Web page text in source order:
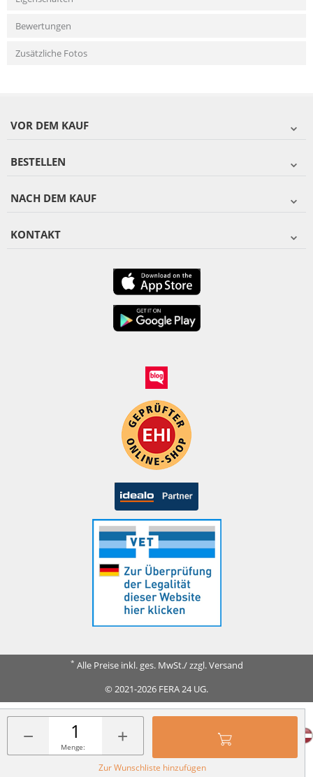
− +
Menge:
Zur Wunschliste hinzufügen
Bewertungen
Zusätzliche Fotos
VOR DEM KAUF
BESTELLEN
NACH DEM KAUF
KONTAKT
* Alle Preise inkl. ges. MwSt./ zzgl. Versand
© 2021-2026 FERA 24 UG.
FERA INTERNATIONAL: